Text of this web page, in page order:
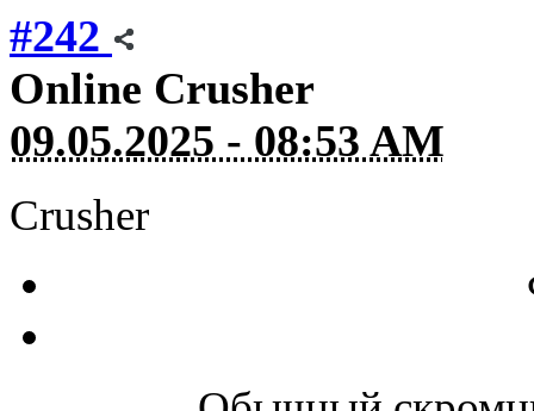
#242
Online Crusher
09.05.2025 - 08:53 AM
Crusher